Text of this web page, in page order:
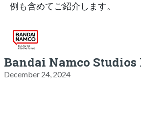
例も含めてご紹介します。
Bandai Namco Studios
December 24, 2024